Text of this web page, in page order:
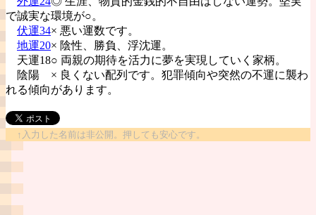
で誠実な環境が○。
伏運34× 悪い運数です。
地運20× 陰性、勝負、浮沈運。
天運18○ 両親の期待を活力に夢を実現していく家柄。
陰陽 × 良くない配列です。犯罪傾向や突然の不運に襲わ
れる傾向があります。
↑入力した名前は非公開。押しても安心です。